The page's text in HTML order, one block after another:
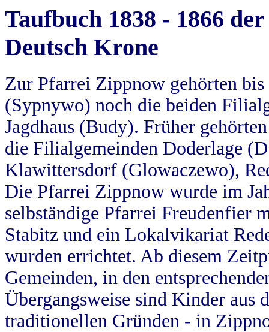
Taufbuch 1838 - 1866
Deutsch Krone
Zur Pfarrei Zippnow gehörten
(Sypnywo) noch die beiden
Jagdhaus (Budy). Früher
die Filialgemeinden Doderlage
Klawittersdorf (Glowaczewo),
Die Pfarrei Zippnow wurde im
selbständige Pfarrei Freudenfier
Stabitz und ein Lokalvikariat
wurden errichtet. Ab diesem
Gemeinden, in den
Übergangsweise sind Kinder aus
traditionellen Gründen - in